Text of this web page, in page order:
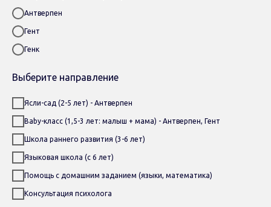
Антверпен
Гент
Генк
Выберите направление
Ясли-сад (2-5 лет) - Антверпен
Baby-класс (1,5-3 лет: малыш + мама) - Антверпен, Гент
Школа раннего развития (3-6 лет)
Языковая школа (с 6 лет)
Помощь с домашним заданием (языки, математика)
Консультация психолога